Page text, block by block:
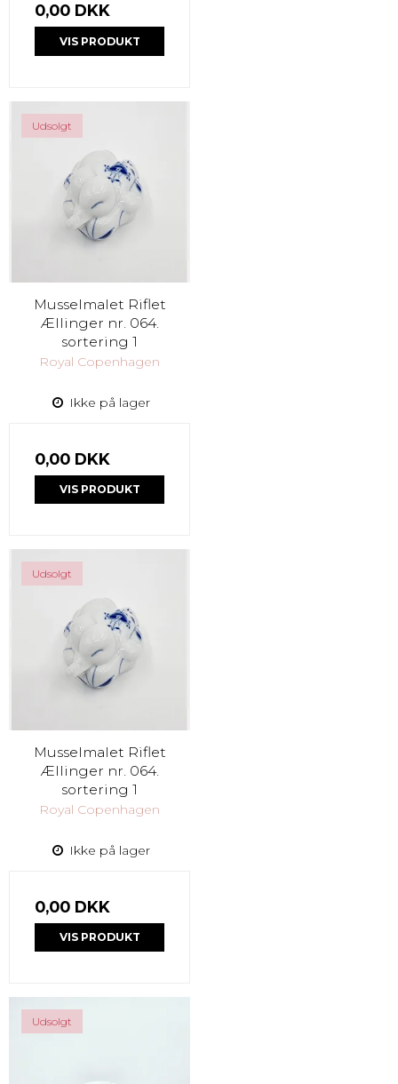
0,00 DKK
VIS PRODUKT
Udsolgt
Musselmalet Riflet
Ællinger nr. 064.
sortering 1
Royal Copenhagen
Ikke på lager
0,00 DKK
VIS PRODUKT
Udsolgt
Musselmalet Riflet
Ællinger nr. 064.
sortering 1
Royal Copenhagen
Ikke på lager
0,00 DKK
VIS PRODUKT
Udsolgt